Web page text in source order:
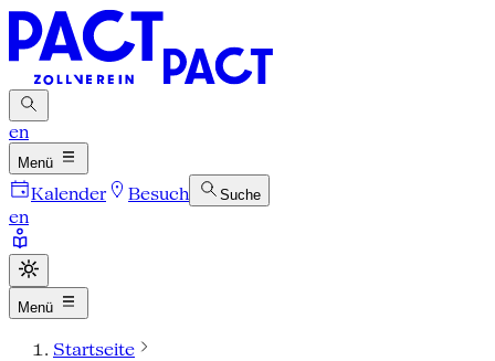
en
Menü
Kalender Besuch Suche
en
Menü
Startseite